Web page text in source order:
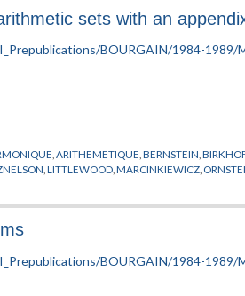
sets with an
,ARITHEMETIQUE ,BERNSTEIN ,
,LITTLEWOOD ,MARCINKIEWICZ